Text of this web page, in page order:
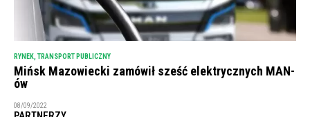
RYNEK TRANSPORT PUBLICZNY
Mińsk Mazowiecki zamówił sześć elektrycznych MAN-
ów
08/09/2022